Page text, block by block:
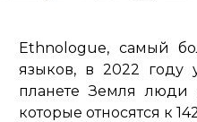
Ethnologue, самый
языков, в 2022 году
планете Земля люди
которые относятся к